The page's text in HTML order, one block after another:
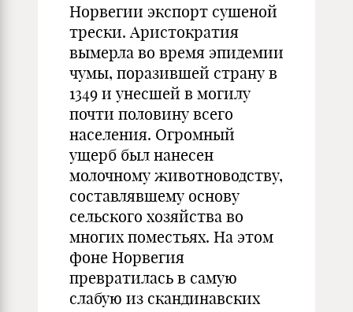
Норвегии экспорт сушеной
трески. Аристократия
вымерла во время эпидемии
чумы, поразившей страну в
1349 и унесшей в могилу
почти половину всего
населения. Огромный
ущерб был нанесен
молочному животноводству,
составлявшему основу
сельского хозяйства во
многих поместьях. На этом
фоне Норвегия
превратилась в самую
слабую из скандинавских